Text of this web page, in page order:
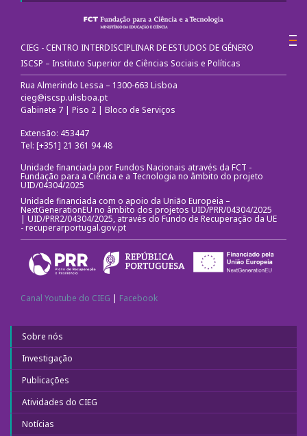
Mensagem de Boas-Vindas
Programa
Website do Congresso
Fotografias e videos
3º Congresso Internacional
Call for papers
Fotografias e videos
Newsletter
Ligações úteis
CIEG - CENTRO INTERDISCIPLINAR DE ESTUDOS DE GÉNERO
ISCSP – Instituto Superior de Ciências Sociais e Políticas
Rua Almerindo Lessa – 1300-663 Lisboa
cieg@iscsp.ulisboa.pt
Gabinete 7 | Piso 2 | Bloco de Serviços
Extensão: 453447
Tel: [+351] 21 361 94 48
Unidade financiada por Fundos Nacionais através da FCT -
Fundação para a Ciência e a Tecnologia no âmbito do projeto
UID/04304/2025
Unidade financiada com o apoio da União Europeia –
NextGenerationEU no âmbito dos projetos UID/PRR/04304/2025
| UID/PRR2/04304/2025, através do Fundo de Recuperação da UE
-recuperarportugal.gov.pt
Canal Youtube do CIEG | Facebook
Sobre nós
Investigação
Publicações
Atividades do CIEG
Notícias